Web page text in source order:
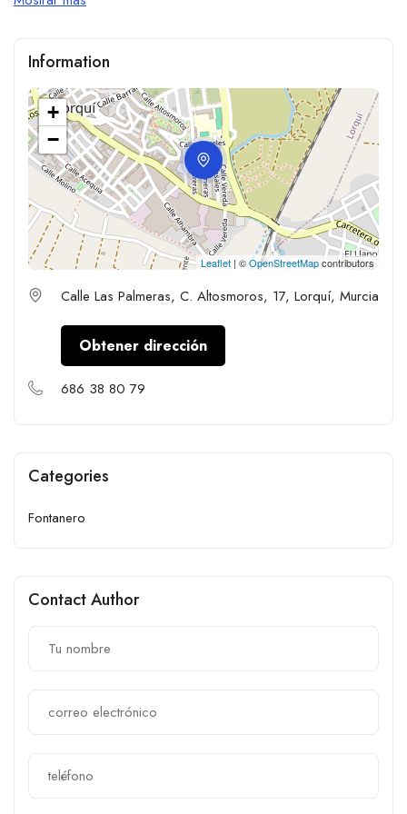
Information
+
−
Leaflet | ©OpenStreetMapcontributors
Calle Las Palmeras, C. Altosmoros, 17, Lorquí, Murcia
Obtener dirección
686 38 80 79
Categories
Fontanero
Contact Author